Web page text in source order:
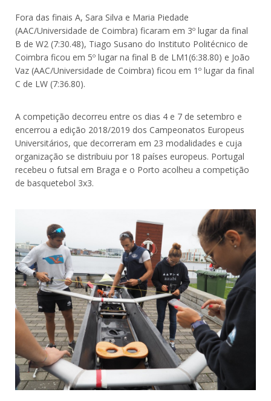
Fora das finais A, Sara Silva e Maria Piedade
(AAC/Universidade de Coimbra) ficaram em 3º lugar da final
B de W2 (7:30.48), Tiago Susano do Instituto Politécnico de
Coimbra ficou em 5º lugar na final B de LM1(6:38.80) e João
Vaz (AAC/Universidade de Coimbra) ficou em 1º lugar da final
C de LW (7:36.80).
A competição decorreu entre os dias 4 e 7 de setembro e
encerrou a edição 2018/2019 dos Campeonatos Europeus
Universitários, que decorreram em 23 modalidades e cuja
organização se distribuiu por 18 países europeus. Portugal
recebeu o futsal em Braga e o Porto acolheu a competição
de basquetebol 3x3.